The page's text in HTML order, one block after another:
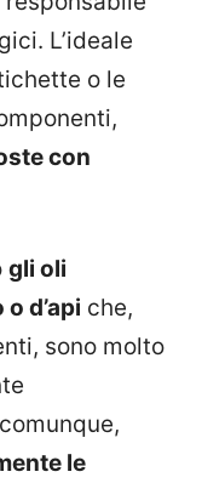
L’ideale
o le
con
gli oli
d’api che,
sono molto
le